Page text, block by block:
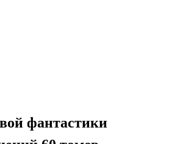
фантастики